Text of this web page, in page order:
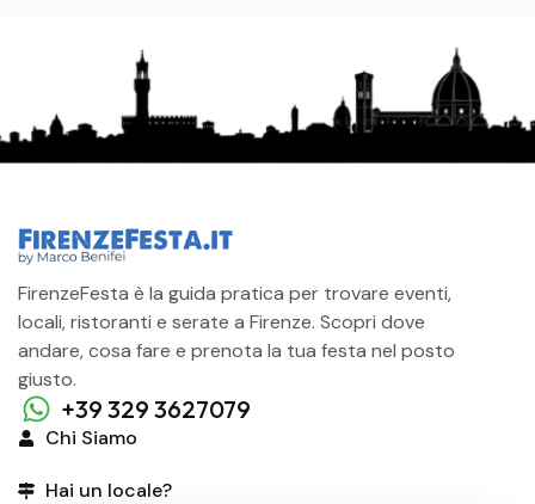
FirenzeFesta è la guida pratica per trovare eventi,
locali, ristoranti e serate a Firenze. Scopri dove
andare, cosa fare e prenota la tua festa nel posto
giusto.
+39 329 3627079
Chi Siamo
Hai un locale?